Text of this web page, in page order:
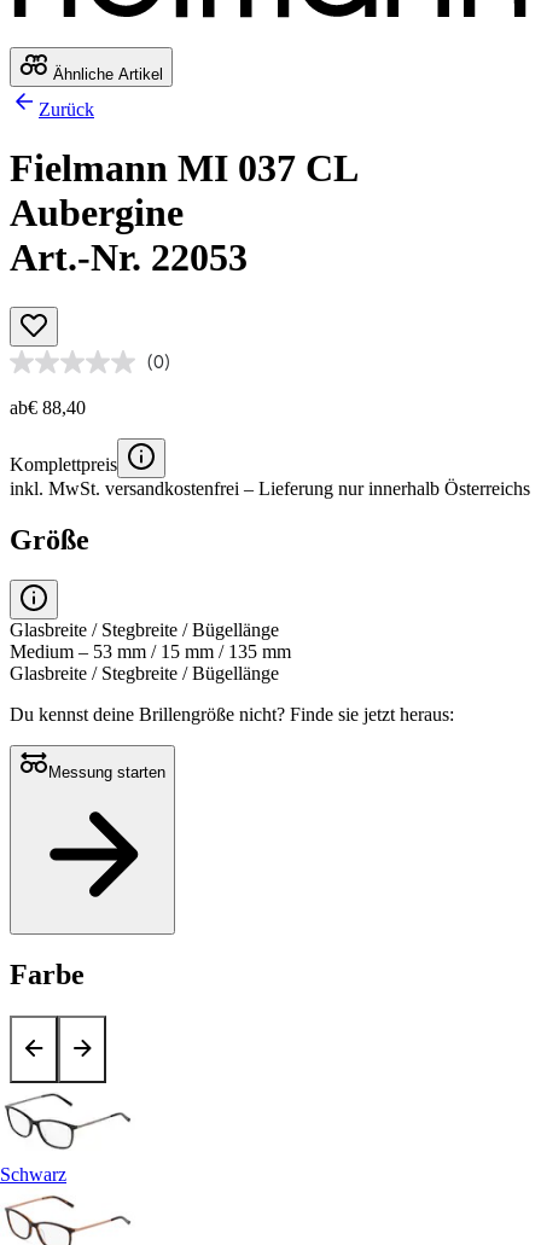
Ähnliche Artikel
Zurück
Fielmann MI 037 CL
Aubergine
Art.-Nr. 22053
(0)
ab€ 88,40
Komplettpreis
inkl. MwSt. versandkostenfrei – Lieferung nur innerhalb Österreichs
Größe
Glasbreite / Stegbreite / Bügellänge
Medium – 53 mm / 15 mm / 135 mm
Glasbreite / Stegbreite / Bügellänge
Du kennst deine Brillengröße nicht? Finde sie jetzt heraus:
Messung starten
Farbe
Schwarz